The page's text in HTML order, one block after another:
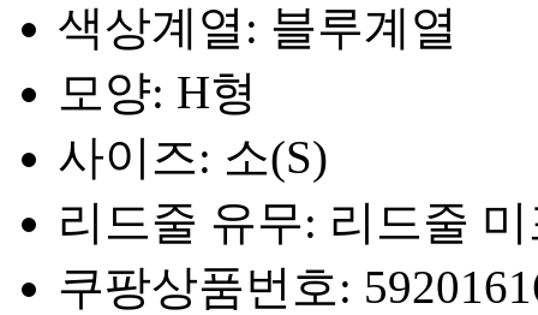
색상계열: 블루계열
모양: H형
사이즈: 소(S)
리드줄 유무: 리드줄
쿠팡상품번호: